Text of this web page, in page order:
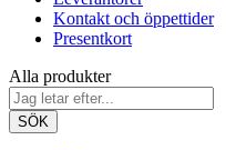
Kontakt och öppettider
Presentkort
Alla produkter
SÖK